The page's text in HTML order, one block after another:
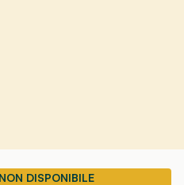
DISPONIBILE